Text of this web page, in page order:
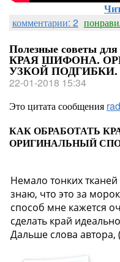
комментарии: 2
Полезные советы
КРАЯ ШИФОНА.
УЗКОЙ ПОДГИБКИ.
22-01-2018 15:34
Это цитата сообщения
КАК ОБРАБОТАТЬ
ОРИГИНАЛЬНЫЙ
Немало тонких
знаю, что это за
способ мне кажется
сделать край
Дальше слова автора,